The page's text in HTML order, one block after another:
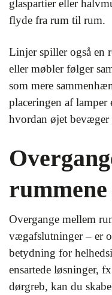
glaspartier eller
flyde fra rum til rum.
Linjer spiller også en
eller møbler følger
som mere
placeringen af
hvordan øjet
Overgange mellem
vægafslutninger – er
betydning for
ensartede løsninger,
dørgreb, kan du